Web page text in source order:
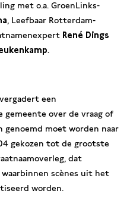
met o.a. GroenLinks-
, Leefbaar Rotterdam-
René Dings
.
een
gemeente over de vraag of
moet worden naar
gekozen tot de grootste
dat
scènes uit het
worden.